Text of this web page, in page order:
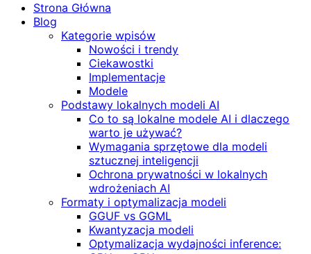
Strona Główna
Blog
Kategorie wpisów
Nowości i trendy
Ciekawostki
Implementacje
Modele
Podstawy lokalnych modeli AI
Co to są lokalne modele AI i dlaczego
warto je używać?
Wymagania sprzętowe dla modeli
sztucznej inteligencji
Ochrona prywatności w lokalnych
wdrożeniach AI
Formaty i optymalizacja modeli
GGUF vs GGML
Kwantyzacja modeli
Optymalizacja wydajności inference: